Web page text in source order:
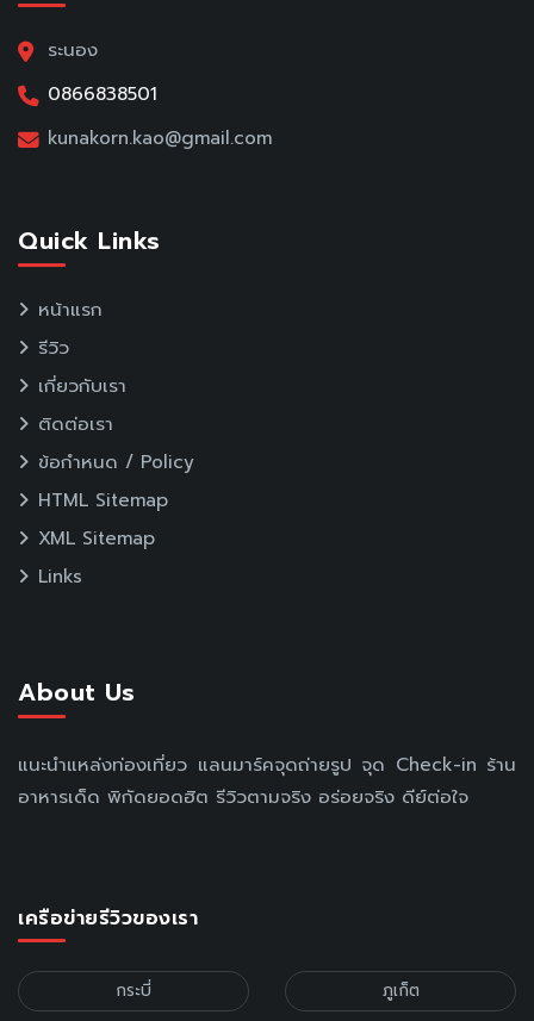
ระนอง
0866838501
kunakorn.kao@gmail.com
Quick Links
หน้าแรก
รีวิว
เกี่ยวกับเรา
ติดต่อเรา
ข้อกำหนด / Policy
HTML Sitemap
XML Sitemap
Links
About Us
แนะนำแหล่งท่องเที่ยว แลนมาร์คจุดถ่ายรูป จุด Check-in ร้าน
อาหารเด็ด พิกัดยอดฮิต รีวิวตามจริง อร่อยจริง ดีย์ต่อใจ
เครือข่ายรีวิวของเรา
กระบี่ ภูเก็ต